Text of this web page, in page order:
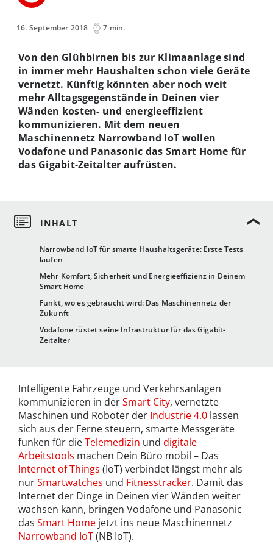
16. September 2018 7 min.
Narrowband IoT für smarte Haushaltsgeräte: Erste Tests
laufen
Mehr Komfort, Sicherheit und Energieeffizienz in Deinem
Smart Home
Funkt, wo es gebraucht wird: Das Maschinennetz der
Zukunft
Vodafone rüstet seine Infrastruktur für das Gigabit-
Zeitalter
Von den Glühbirnen bis zur Klimaanlage sind
in immer mehr Haushalten schon viele Geräte
vernetzt. Künftig könnten aber noch weit
mehr Alltagsgegenstände in Deinen vier
Wänden kosten- und energieeffizient
kommunizieren. Mit dem neuen
Maschinennetz Narrowband IoT wollen
Vodafone und Panasonic das Smart Home für
das Gigabit-Zeitalter aufrüsten.
Intelligente Fahrzeuge und Verkehrsanlagen
kommunizieren in derSmart City, vernetzte
Maschinen und Roboter der Industrie 4.0 lassen
sich aus der Ferne steuern, smarte Messgeräte
funken für dieTelemedizin und digitale
Arbeitstools machen Dein Büro mobil – Das
Internet of Things (IoT) verbindet längst mehr als
nurSmartwatches und Fitnesstracker. Damit das
Internet der Dinge in Deinen vier Wänden weiter
wachsen kann, bringen Vodafone und Panasonic
das Smart Home jetzt ins neue Maschinennetz
Narrowband IoT(NB IoT).